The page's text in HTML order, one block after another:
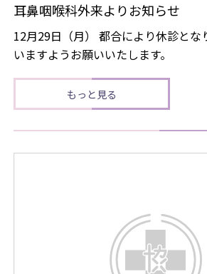
耳鼻咽喉科外来よりお知らせ
12月29日（月） 都合により休診とな
いますようお願いいたします。
もっと見る